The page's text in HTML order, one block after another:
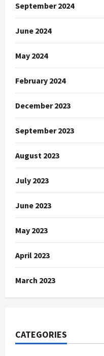
September 2024
June 2024
May 2024
February 2024
December 2023
September 2023
August 2023
July 2023
June 2023
May 2023
April 2023
March 2023
CATEGORIES